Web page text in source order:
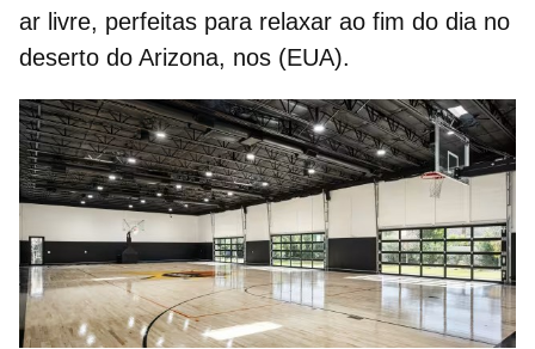
ar livre, perfeitas para relaxar ao fim do dia no
deserto do Arizona, nos (EUA).